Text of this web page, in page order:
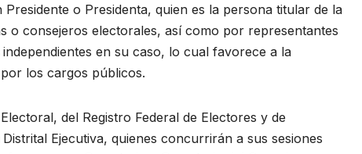
o Presidenta, quien es la persona titular de la
o consejeros electorales, así como por representantes
en su caso, lo cual favorece a la
los cargos públicos.
del Registro Federal de Electores y de
Ejecutiva, quienes concurrirán a sus sesiones